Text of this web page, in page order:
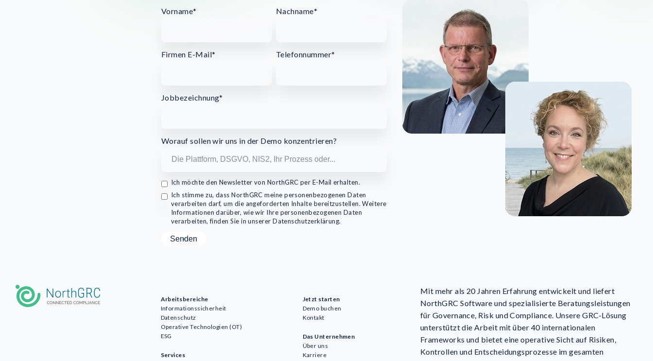
Vorname* Nachname*
Firmen E-Mail* Telefonnummer*
Jobbezeichnung*
Worauf sollen wir uns in der Demo konzentrieren?
Ich möchte den Newsletter von NorthGRC per E-Mail erhalten.
Ich stimme zu, dass NorthGRC meine personenbezogenen Daten
verarbeiten darf, um die angeforderten Inhalte bereitzustellen. Weitere
Informationen darüber, wie wir Ihre personenbezogenen Daten
verarbeiten, finden Sie in unserer Datenschutzerklärung.
Arbeitsbereiche
Informationssicherheit
Datenschutz
Operative Technologien (OT)
ESG
Services
Jetzt starten
Demo buchen
Kontakt
Das Unternehmen
Über uns
Karriere
Mit mehr als 20 Jahren Erfahrung entwickelt und liefert
NorthGRC Software und spezialisierte Beratungsleistungen
für Governance, Risk und Compliance. Unsere GRC-Lösung
unterstützt die Arbeit mit über 40 internationalen
Frameworks und bietet eine operative Sicht auf Risiken,
Kontrollen und Entscheidungsprozesse im gesamten